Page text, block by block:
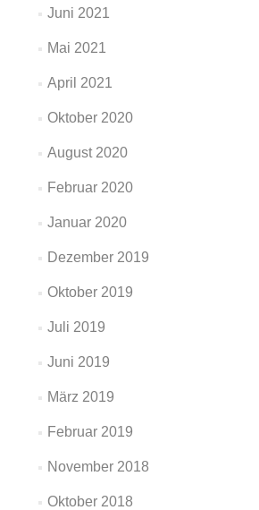
Juni 2021
Mai 2021
April 2021
Oktober 2020
August 2020
Februar 2020
Januar 2020
Dezember 2019
Oktober 2019
Juli 2019
Juni 2019
März 2019
Februar 2019
November 2018
Oktober 2018